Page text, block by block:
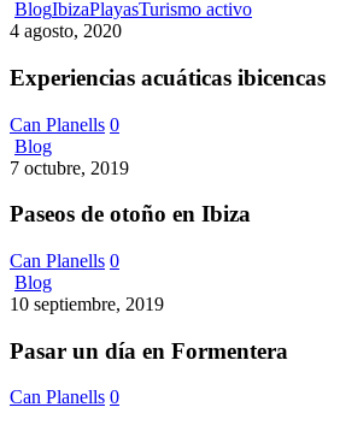
BlogIbizaPlayasTurismo activoExperiencias
4 agosto, 2020
Experiencias acuáticas ibicencas
Can Planells 0
BlogPaseos
de
en
7 octubre, 2019
Paseos de otoño en Ibiza
Can Planells 0
BlogPasar
un
en
10 septiembre, 2019
Pasar un día en Formentera
Can Planells 0